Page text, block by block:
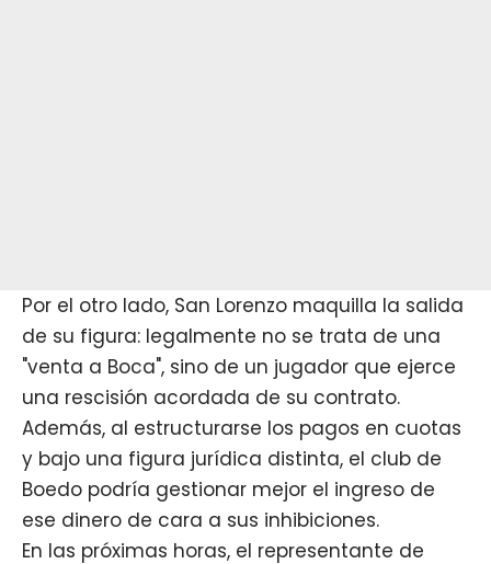
Por el otro lado, San Lorenzo maquilla la salida
de su figura: legalmente no se trata de una
"venta a Boca", sino de un jugador que ejerce
una rescisión acordada de su contrato.
Además, al estructurarse los pagos en cuotas
y bajo una figura jurídica distinta, el club de
Boedo podría gestionar mejor el ingreso de
ese dinero de cara a sus inhibiciones.
En las próximas horas, el representante de